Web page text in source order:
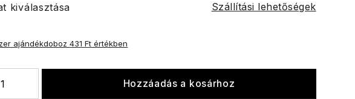
kiválasztása Szállítási lehetőségek
Hozzáadás a kosárhoz
ajándékdoboz431 Ft értékben